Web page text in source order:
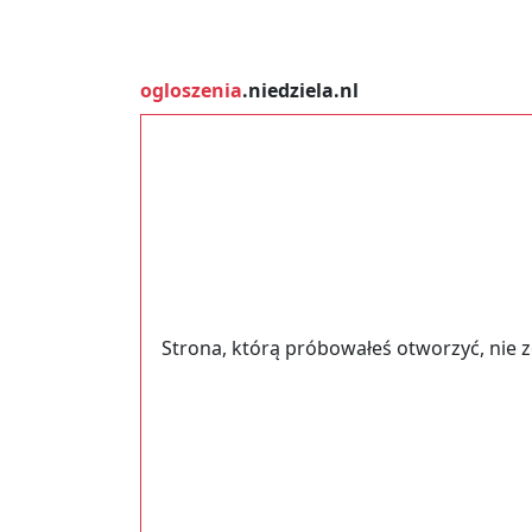
ogloszenia.niedziela.nl
Strona, którą próbowałeś otworzyć, nie